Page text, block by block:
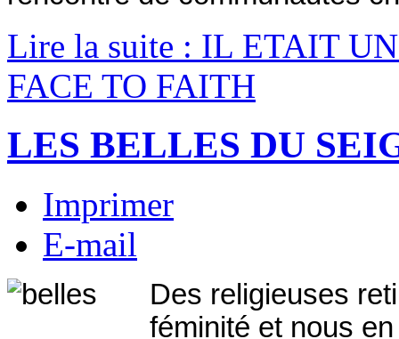
Lire la suite : IL ETAIT
FACE TO FAITH
LES BELLES DU
Imprimer
E-mail
Des religieuses
féminité et nous